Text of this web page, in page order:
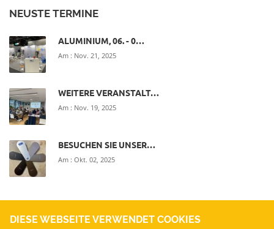
NEUSTE TERMINE
ALUMINIUM, 06. - 0…
Am : Nov. 21, 2025
WEITERE VERANSTALT…
Am : Nov. 19, 2025
BESUCHEN SIE UNSER…
Am : Okt. 02, 2025
DIESE WEBSEITE VERWENDET COOKIES